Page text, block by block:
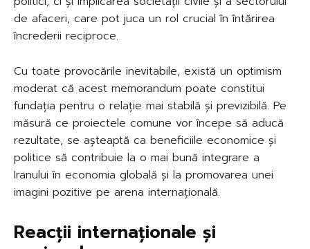
de afaceri, care pot juca un rol crucial în întărirea
încrederii reciproce.
Cu toate provocările inevitabile, există un optimism
moderat că acest memorandum poate constitui
fundația pentru o relație mai stabilă și previzibilă. Pe
măsură ce proiectele comune vor începe să aducă
rezultate, se așteaptă ca beneficiile economice și
politice să contribuie la o mai bună integrare a
Iranului în economia globală și la promovarea unei
imagini pozitive pe arena internațională.
Reacții internaționale și